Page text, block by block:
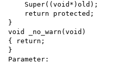
    Super((void*)old);
    return protected;
}
void _no_warn(void)
{ return;
}
Parameter: